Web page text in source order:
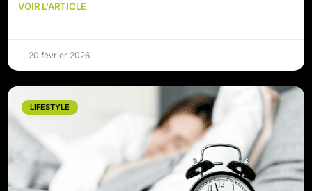
VOIR L'ARTICLE
20 février 2026
LIFESTYLE